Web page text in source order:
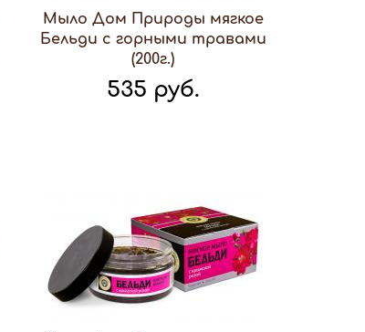
Мыло Дом Природы мягкое
Бельди с горными травами
(200г.)
535 руб.